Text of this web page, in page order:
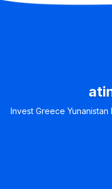
Invest Greece Yunanistan